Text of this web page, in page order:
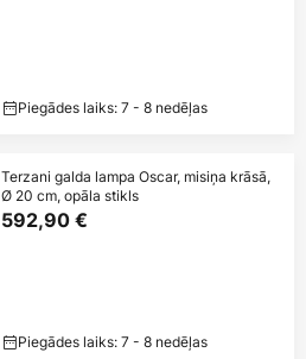
Piegādes laiks: 7 - 8 nedēļas
Terzani galda lampa Oscar, misiņa krāsā,
Ø 20 cm, opāla stikls
592,90 €
Piegādes laiks: 7 - 8 nedēļas